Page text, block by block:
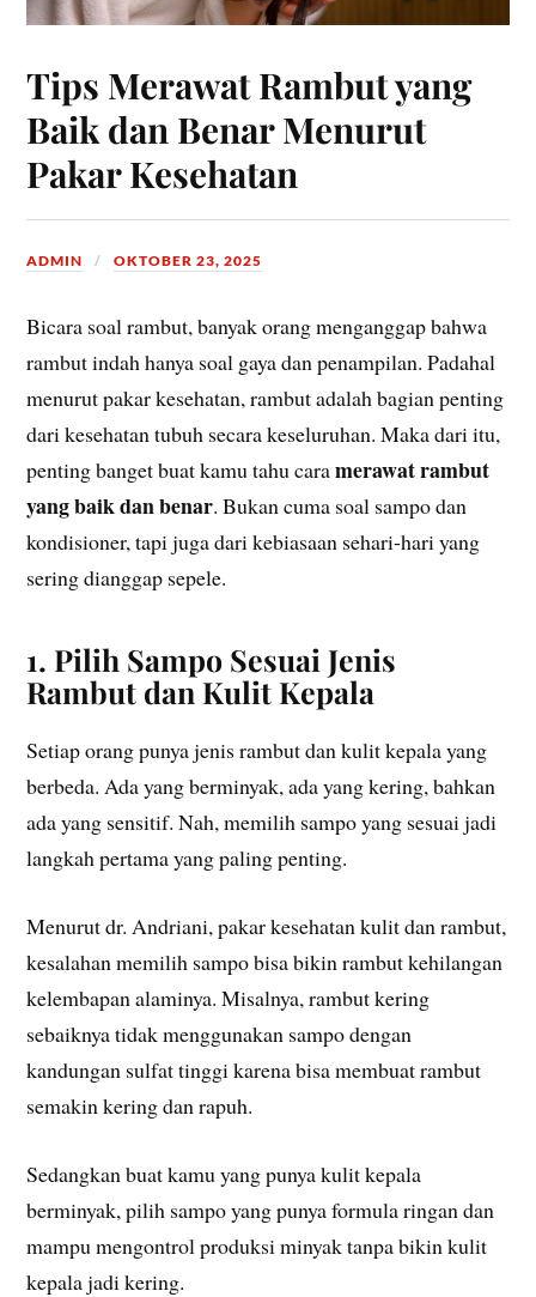
Tips Merawat Rambut yang
Baik dan Benar Menurut
Pakar Kesehatan
ADMIN OKTOBER 23, 2025
Bicara soal rambut, banyak orang menganggap bahwa
rambut indah hanya soal gaya dan penampilan. Padahal
menurut pakar kesehatan, rambut adalah bagian penting
dari kesehatan tubuh secara keseluruhan. Maka dari itu,
penting banget buat kamu tahu caramerawat rambut
yang baik dan benar. Bukan cuma soal sampo dan
kondisioner, tapi juga dari kebiasaan sehari-hari yang
sering dianggap sepele.
1. Pilih Sampo Sesuai Jenis
Rambut dan Kulit Kepala
Setiap orang punya jenis rambut dan kulit kepala yang
berbeda. Ada yang berminyak, ada yang kering, bahkan
ada yang sensitif. Nah, memilih sampo yang sesuai jadi
langkah pertama yang paling penting.
Menurut dr. Andriani, pakar kesehatan kulit dan rambut,
kesalahan memilih sampo bisa bikin rambut kehilangan
kelembapan alaminya. Misalnya, rambut kering
sebaiknya tidak menggunakan sampo dengan
kandungan sulfat tinggi karena bisa membuat rambut
semakin kering dan rapuh.
Sedangkan buat kamu yang punya kulit kepala
berminyak, pilih sampo yang punya formula ringan dan
mampu mengontrol produksi minyak tanpa bikin kulit
kepala jadi kering.